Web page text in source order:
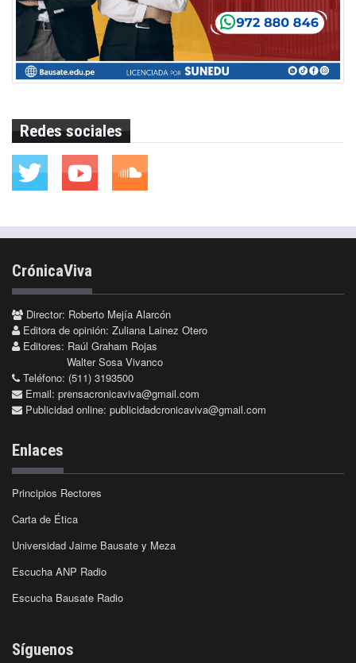
Redes sociales
CrónicaViva
Director: Roberto Mejía Alarcón
Editora de opinión: Zuliana Lainez Otero
Editores: Raúl Graham Rojas
Walter Sosa Vivanco
Teléfono: (511) 3193500
Email: prensacronicaviva@gmail.com
Publicidad online: publicidadcronicaviva@gmail.com
Enlaces
Principios Rectores
Carta de Ética
Universidad Jaime Bausate y Meza
Escucha ANP Radio
Escucha Bausate Radio
Síguenos